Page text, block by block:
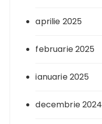
aprilie 2025
februarie 2025
ianuarie 2025
decembrie 2024